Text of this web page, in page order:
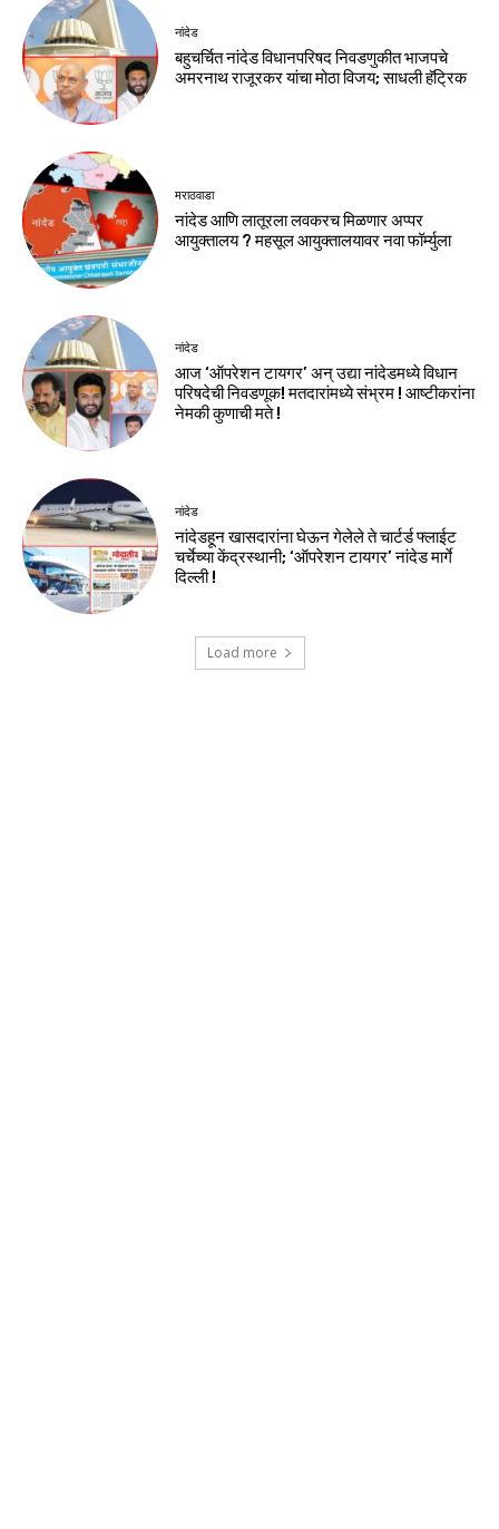
नांदेड
बहुचर्चित नांदेड विधानपरिषद निवडणुकीत भाजपचे
अमरनाथ राजूरकर यांचा मोठा विजय; साधली हॅट्रिक
मराठवाडा
नांदेड आणि लातूरला लवकरच मिळणार अप्पर
आयुक्तालय ? महसूल आयुक्तालयावर नवा फॉर्म्युला
नांदेड
आज ‘ऑपरेशन टायगर’ अन् उद्या नांदेडमध्ये विधान
परिषदेची निवडणूक! मतदारांमध्ये संभ्रम ! आष्टीकरांना
नेमकी कुणाची मते !
नांदेड
नांदेडहून खासदारांना घेऊन गेलेले ते चार्टर्ड फ्लाईट
चर्चेच्या केंद्रस्थानी; ‘ऑपरेशन टायगर’ नांदेड मार्गे
दिल्ली !
Load more